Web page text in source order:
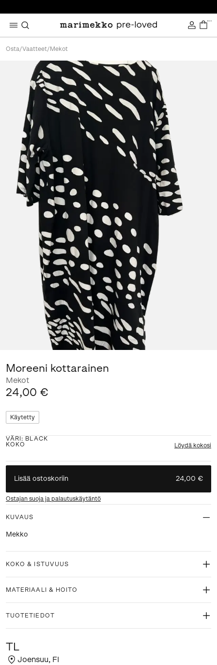
...
Osta/Vaatteet/ Mekot
Moreeni kottarainen
Mekot
24,00 €
Käytetty
VÄRI : BLACK
KOKO
Löydä kokosi
Lisää ostoskoriin 24,00 €
Ostajan suoja ja palautuskäytäntö
KUVAUS
Mekko
KOKO & ISTUVUUS
MATERIAALI & HOITO
TUOTETIEDOT
TL
Joensuu, FI